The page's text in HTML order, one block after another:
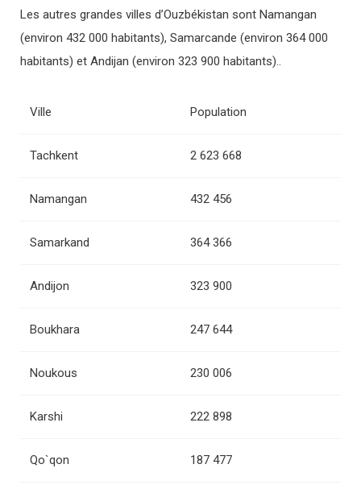
Les autres grandes villes d’Ouzbékistan sont Namangan
(environ 432 000 habitants), Samarcande (environ 364 000
habitants) et Andijan (environ 323 900 habitants)..
Ville Population
Tachkent 2 623 668
Namangan 432 456
Samarkand 364 366
Andijon 323 900
Boukhara 247 644
Noukous 230 006
Karshi 222 898
Qo`qon 187 477